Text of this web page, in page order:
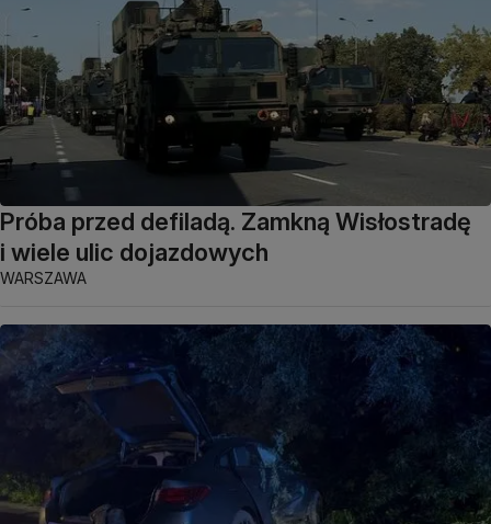
Próba przed defiladą. Zamkną Wisłostradę
i wiele ulic dojazdowych
WARSZAWA